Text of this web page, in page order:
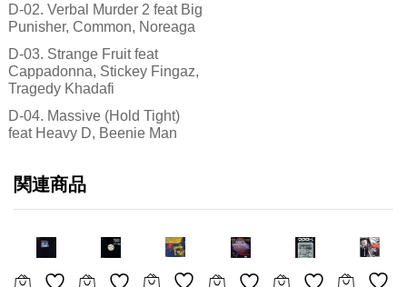
D-02. Verbal Murder 2 feat Big
Punisher, Common, Noreaga
D-03. Strange Fruit feat
Cappadonna, Stickey Fingaz,
Tragedy Khadafi
D-04. Massive (Hold Tight)
feat Heavy D, Beenie Man
関連商品